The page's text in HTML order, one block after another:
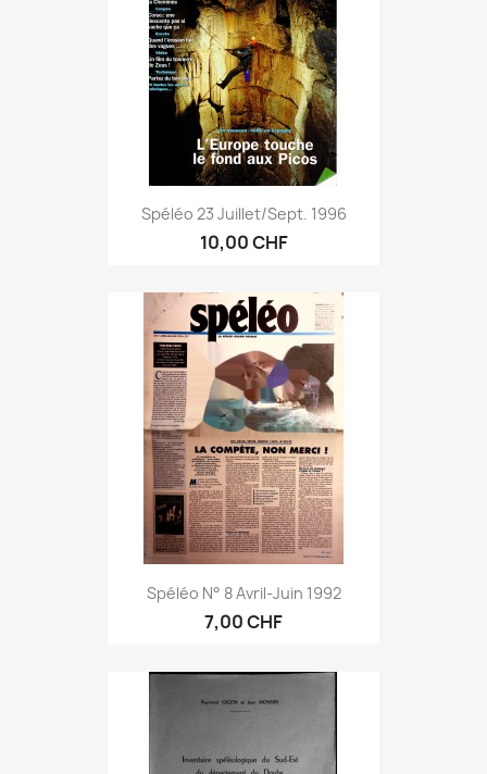
Spéléo 23 Juillet/sept. 1996
10,00 CHF
Spéléo N° 8 Avril-Juin 1992
7,00 CHF